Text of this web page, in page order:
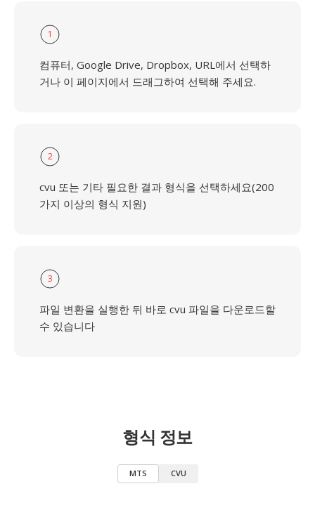
1
컴퓨터, Google Drive, Dropbox, URL에서 선택하
거나 이 페이지에서 드래그하여 선택해 주세요.
2
cvu 또는 기타 필요한 결과 형식을 선택하세요(200
가지 이상의 형식 지원)
3
파일 변환을 실행한 뒤 바로 cvu 파일을 다운로드할
수 있습니다
형식 정보
MTS CVU